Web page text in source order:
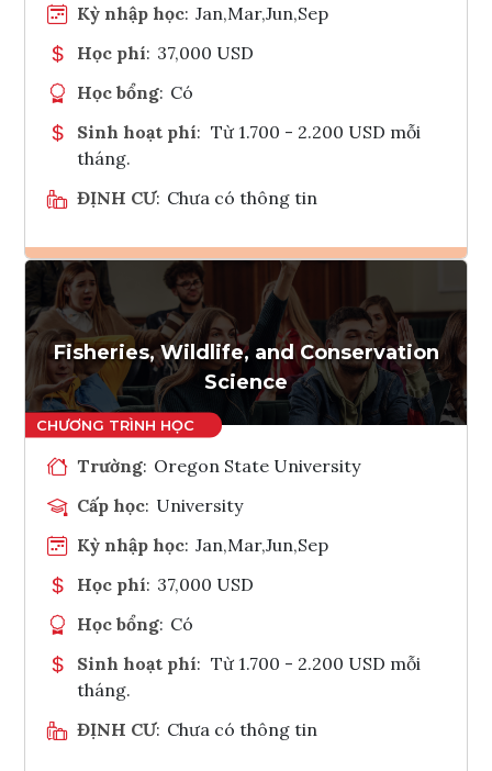
Kỳ nhập học: Jan,Mar,Jun,Sep
Học phí: 37,000 USD
Học bổng: Có
Sinh hoạt phí: Từ 1.700 - 2.200 USD mỗi
tháng.
ĐỊNH CƯ: Chưa có thông tin
Ghi danh
Tham vấn Interlink
Fisheries, Wildlife, and Conservation
Science
Trường: Oregon State University
Cấp học: University
Kỳ nhập học: Jan,Mar,Jun,Sep
Học phí: 37,000 USD
Học bổng: Có
Sinh hoạt phí: Từ 1.700 - 2.200 USD mỗi
tháng.
ĐỊNH CƯ: Chưa có thông tin